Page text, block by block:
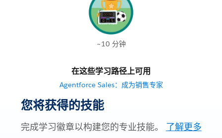
~10 分钟
在这些学习路径上可用
Agentforce Sales：成为销售专家
您将获得的技能
完成学习徽章以构建您的专业技能。 了解更多